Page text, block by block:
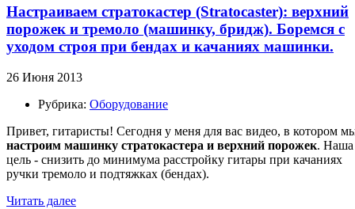
Настраиваем стратокастер (Stratocaster): верхний
порожек и тремоло (машинку, бридж). Боремся с
уходом строя при бендах и качаниях машинки.
26 Июня 2013
Рубрика: Оборудование
Привет, гитаристы! Сегодня у меня для вас видео, в котором
настроим машинку стратокастера и верхний порожек. Наша
цель - снизить до минимума расстройку гитары при качаниях
ручки тремоло и подтяжках (бендах).
Читать далее